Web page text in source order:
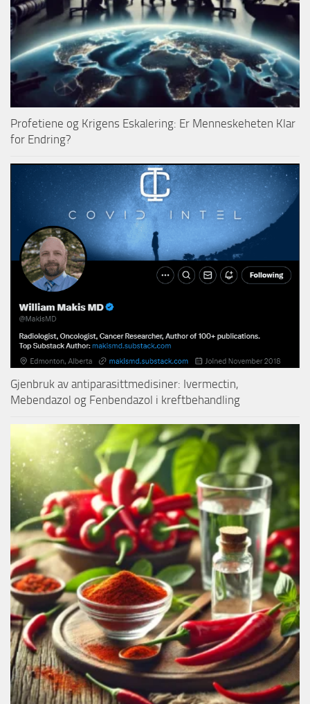
Profetiene og Krigens Eskalering: Er Menneskeheten Klar
for Endring?
Gjenbruk av antiparasittmedisiner: Ivermectin,
Mebendazol og Fenbendazol i kreftbehandling